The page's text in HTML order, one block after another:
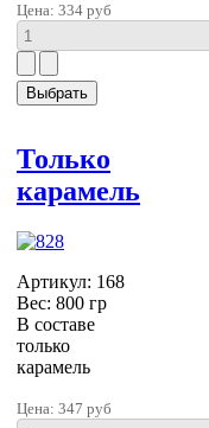
Цена: 334 руб
Только
карамель
Артикул: 168
Вес: 800 гр
В составе
только
карамель
Цена: 347 руб